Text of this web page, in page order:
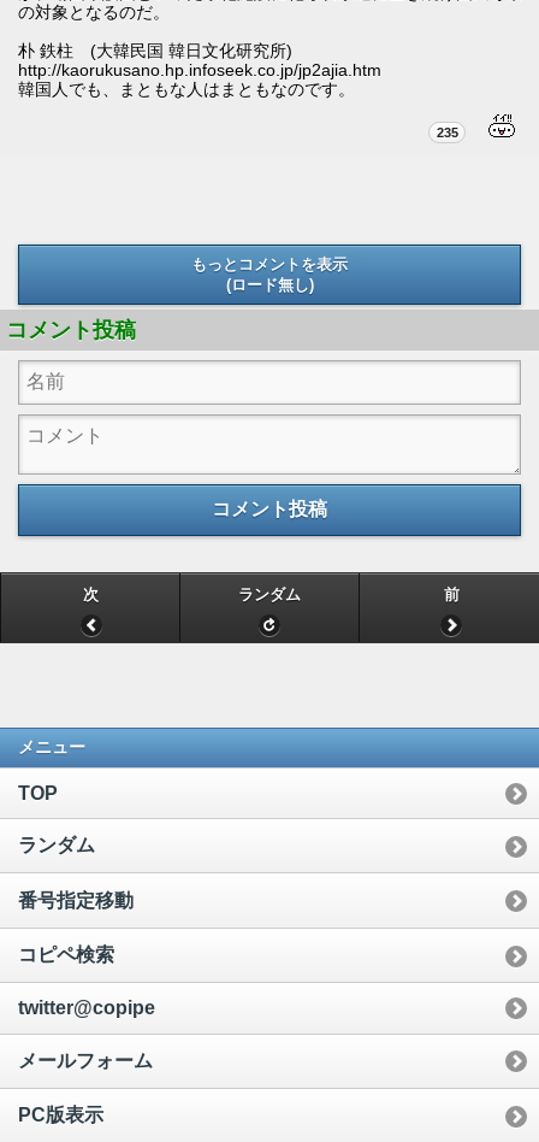
の対象となるのだ。
朴 鉄柱 (大韓民国 韓日文化研究所)
http://kaorukusano.hp.infoseek.co.jp/jp2ajia.htm
韓国人でも、まともな人はまともなのです。
235
もっとコメントを表示
(ロード無し)
コメント投稿
コメント投稿
次 ランダム 前
メニュー
TOP
ランダム
番号指定移動
コピペ検索
twitter@copipe
メールフォーム
PC版表示